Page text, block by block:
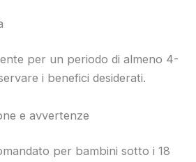
per un periodo di almeno 4-
i benefici desiderati.
e avvertenze
per bambini sotto i 18